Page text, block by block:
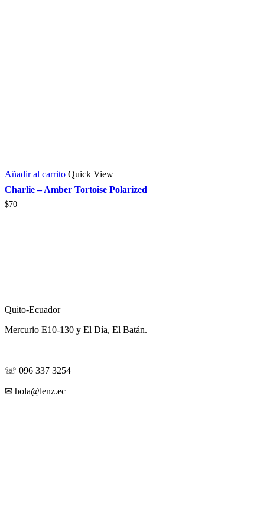
Añadir al carrito Quick View
Charlie – Amber Tortoise Polarized
$70
Quito-Ecuador
Mercurio E10-130 y El Día, El Batán.
☏ 096 337 3254
✉ hola@lenz.ec